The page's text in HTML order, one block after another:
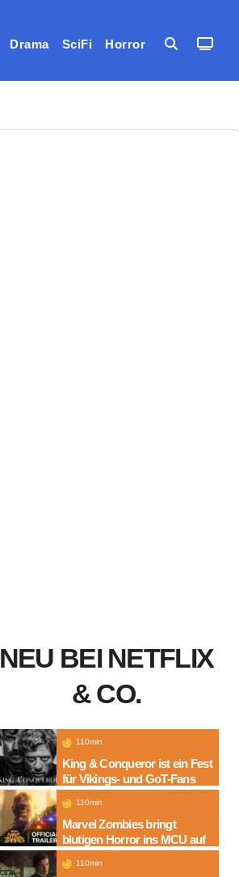
Drama SciFi Horror
NEU BEI NETFLIX
& CO.
110min
King & Conqueror ist ein Fest
für Vikings- und GoT-Fans
110min
Marvel Zombies bringt
blutigen Horror ins MCU auf
Disney+
110min